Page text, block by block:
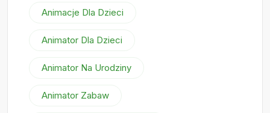
Animacje Dla Dzieci
Animator Dla Dzieci
Animator Na Urodziny
Animator Zabaw